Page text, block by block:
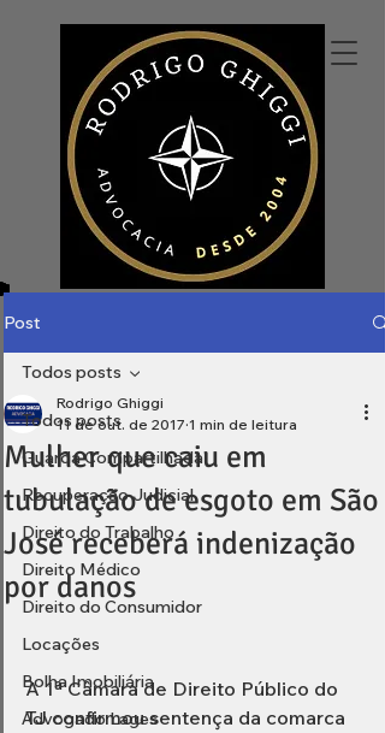
Post
Todos posts
Guarda Compartilhada
Recuperação Judicial
Direito do Trabalho
Direito Médico
Direito do Consumidor
Locações
Bolha Imobiliária
Advogado Lages
Todos posts
Mulher que caiu em
tubulação de esgoto em São
José receberá indenização
por danos
Rodrigo Ghiggi
11 de out. de 2017 1 min de leitura
A 1ª Câmara de Direito Público do
TJ confirmou sentença da comarca